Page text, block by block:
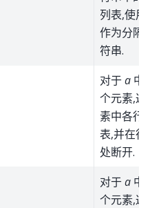
列表,使用
作为分隔
符串.
对于a 中
个元素,返
素中各行
表,并在行
处断开.
对于a 中
个元素,返